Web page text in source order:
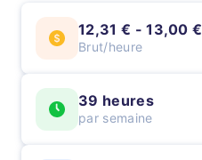
12,31 € - 13,00 €
Brut/heure
39 heures
par semaine